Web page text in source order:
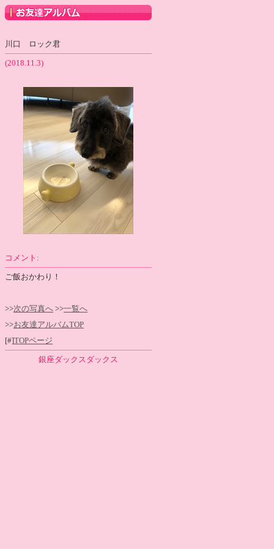
川口 ロック君
(2018.11.3)
コメント:
ご飯おかわり！
>>次の写真へ >>一覧へ
>>お友達アルバムTOP
[#]TOPページ
銀座ダックスダックス